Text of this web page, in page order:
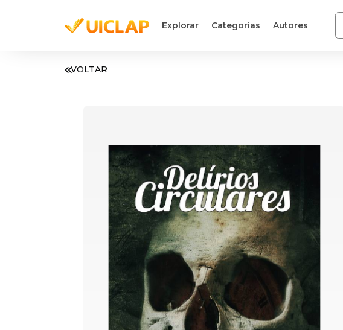
Explorar Categorias Autores
VOLTAR